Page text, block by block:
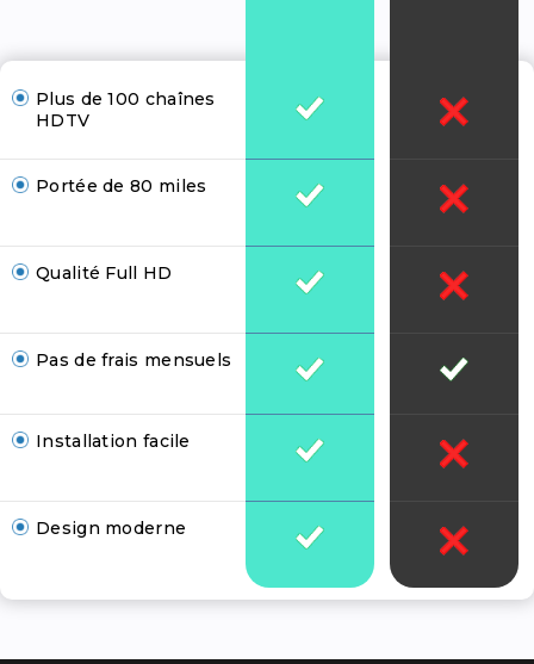
Plus de 100 chaînes
HDTV
Portée de 80 miles
Qualité Full HD
Pas de frais mensuels
Installation facile
Design moderne